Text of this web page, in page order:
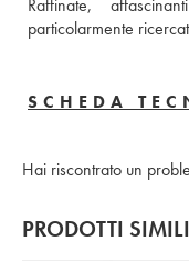
Raffinate,
particolarmente
SCHEDA
Hai riscontrato un
PRODOTTI SIMILI